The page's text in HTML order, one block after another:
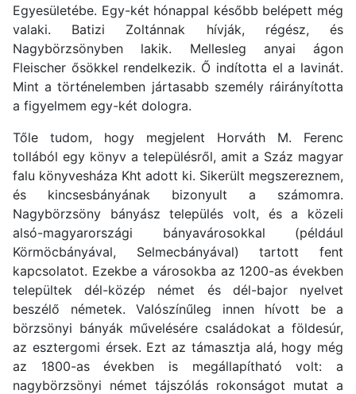
Egyesületébe. Egy-két hónappal később belépett még
valaki. Batizi Zoltánnak hívják, régész, és
Nagybörzsönyben lakik. Mellesleg anyai ágon
Fleischer ősökkel rendelkezik. Ő indította el a lavinát.
Mint a történelemben jártasabb személy ráirányította
a figyelmem egy-két dologra.
Tőle tudom, hogy megjelent Horváth M. Ferenc
tollából egy könyv a településről, amit a Száz magyar
falu könyvesháza Kht adott ki. Sikerült megszereznem,
és kincsesbányának bizonyult a számomra.
Nagybörzsöny bányász település volt, és a közeli
alsó-magyarországi bányavárosokkal (például
Körmöcbányával, Selmecbányával) tartott fent
kapcsolatot. Ezekbe a városokba az 1200-as években
települtek dél-közép német és dél-bajor nyelvet
beszélő németek. Valószínűleg innen hívott be a
börzsönyi bányák művelésére családokat a földesúr,
az esztergomi érsek. Ezt az támasztja alá, hogy még
az 1800-as években is megállapítható volt: a
nagybörzsönyi német tájszólás rokonságot mutat a